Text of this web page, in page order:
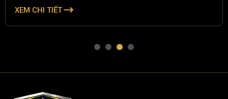
theo dõi lịch trình, bảo dưỡng, quản lý nhiên liệu đến kiểm soát
XEM CHI TIẾT